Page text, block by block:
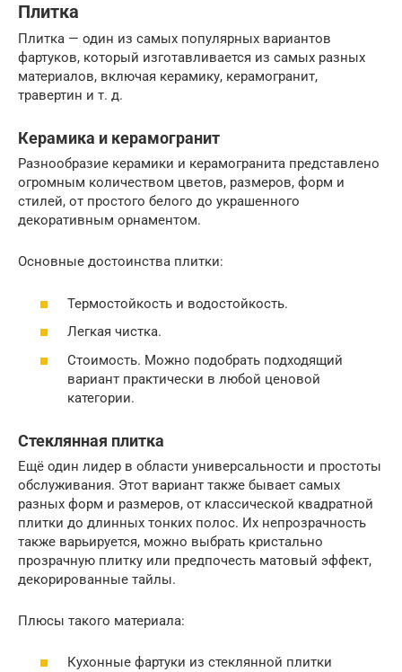
Плитка
Плитка — один из самых популярных вариантов
фартуков, который изготавливается из самых разных
материалов, включая керамику, керамогранит,
травертин и т. д.
Керамика и керамогранит
Разнообразие керамики и керамогранита представлено
огромным количеством цветов, размеров, форм и
стилей, от простого белого до украшенного
декоративным орнаментом.
Основные достоинства плитки:
Термостойкость и водостойкость.
Легкая чистка.
Стоимость. Можно подобрать подходящий
вариант практически в любой ценовой
категории.
Стеклянная плитка
Ещё один лидер в области универсальности и простоты
обслуживания. Этот вариант также бывает самых
разных форм и размеров, от классической квадратной
плитки до длинных тонких полос. Их непрозрачность
также варьируется, можно выбрать кристально
прозрачную плитку или предпочесть матовый эффект,
декорированные тайлы.
Плюсы такого материала:
Кухонные фартуки из стеклянной плитки